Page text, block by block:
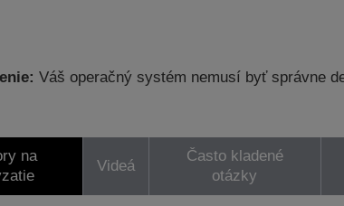
Váš operačný systém nemusí byť správne
na
Videá
Často kladené
otázky